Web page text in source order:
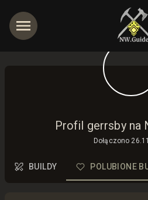
Profil gerrsby na
Dołączono
BUILDY POLUBIONE